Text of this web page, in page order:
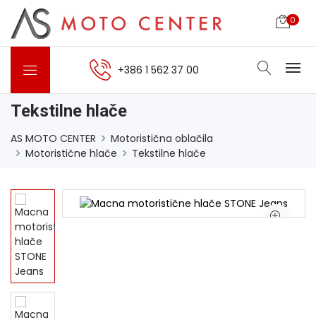
0
+386 1 562 37 00
Tekstilne hlače
AS MOTO CENTER
Motoristična oblačila
Motoristične hlače
Tekstilne hlače